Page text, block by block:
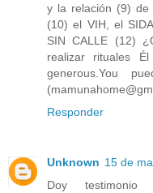
y la relación (9) de
(10) el VIH, el
SIN CALLE (12)
realizar rituales
generous.You
Responder
Unknown 15 de
Doy